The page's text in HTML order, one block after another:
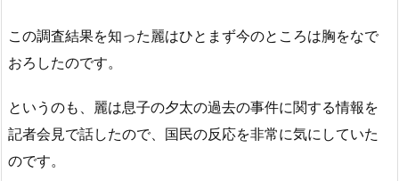
この調査結果を知った麗はひとまず今のところは胸をなで
おろしたのです。
というのも、麗は息子の夕太の過去の事件に関する情報を
記者会見で話したので、国民の反応を非常に気にしていた
のです。